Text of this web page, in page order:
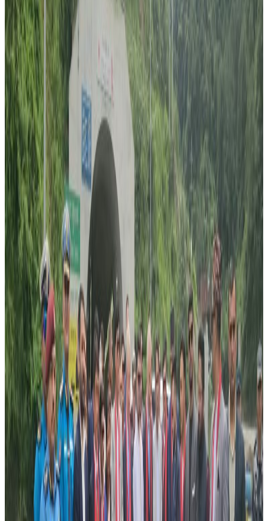
ब्रिजवेन
सुन्दर भविष्यको सपना बोकेर ३ वर्षअघि अष्ट्रेलिया उत्रिएका एक नेपाली
युवकलाई ब्लड क्यान्सर देखिएको छ ।
पोखरा स्थाई घर भएका अर्जुन तिमल्सिनालाई ब्लड क्यान्सर देखिएको हो । उनी
अष्ट्रेलियाको व्रिजवेनमा बस्दै आएका छन् । ३० वर्षिय तिमल्सिना श्रीमतिलाई
नर्सिङ पढाउन डिपेन्डेन्ट भिसामा अष्ट्रेलिया आएका हुन् ।
अचानक क्यान्सर देखिएपछि भर्खरै पढाई सकेर संघर्ष गरिरहेका दम्पत्ति रुनुकी
हास्नुको स्थितीमा पुगेका छन् ।
अझ विडम्वना, क्यान्सर देखिएकै हप्ता यो दम्पतिले नवजात शिशुलाइ जन्म दिएका
थिए ।
श्रीमती सुत्केरी गराउन अस्पताल भर्ना भएकै बखत तिमल्सिनालाई
झाडापखालाले सताएको थियो । केही दिनसम्म पनि पखाला निको नभएपछि
रगत परिक्षण गर्दा क्यान्सर भएको पुष्टी भएको हो ।
तिमल्सिनालाई किमो दिन थालिएको छ । चिकित्सकले ३ महिनामा बोनम्यारो
प्रत्यारोपण गर्न सुझाव दिएको छ ।
बोन म्यारो प्रत्यारोपणका लागि परिक्षण गर्न नेपालबाट अर्जुनका भाई समेत
अष्ट्रेलिया आईपुगेका छन् ।
बोन म्यारो प्रत्यारोपण गर्न कम्तिमा पनि ३ लाख डलर खर्च हुने चिकित्सकले